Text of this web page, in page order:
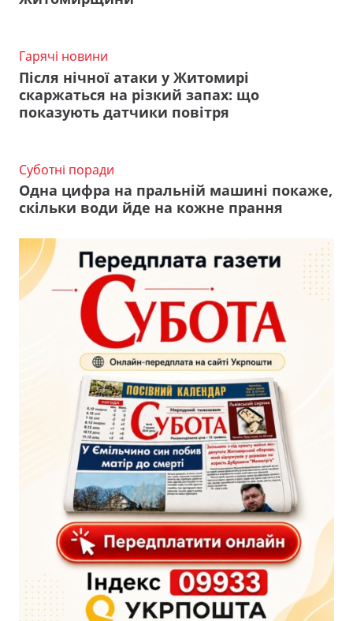
Гарячі новини
Після нічної атаки у Житомирі
скаржаться на різкий запах: що
показують датчики повітря
Суботні поради
Одна цифра на пральній машині покаже,
скільки води йде на кожне прання